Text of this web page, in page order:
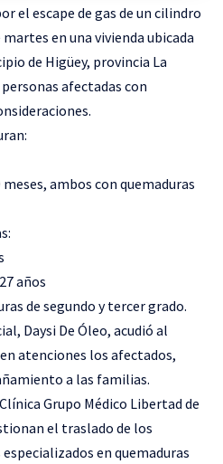
el escape de gas de un cilindro
en una vivienda ubicada
de Higüey, provincia La
afectadas con
ambos con quemaduras
años
de segundo y tercer grado.
Daysi De Óleo, acudió al
atenciones los afectados,
a las familias.
Grupo Médico Libertad de
el traslado de los
en quemaduras